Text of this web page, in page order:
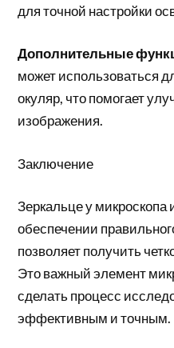
для точной настройки
Дополнительные
может использоваться
окуляр, что помогает
изображения.
Заключение
Зеркальце у микроскопа
обеспечении
позволяет получить
Это важный элемент
сделать процесс
эффективным и точным.